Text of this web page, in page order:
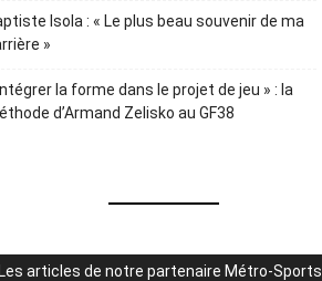
Isola : « Le plus beau souvenir de ma
»
la forme dans le projet de jeu » : la
d’Armand Zelisko au GF38
articles de notre partenaire Métro-Sports